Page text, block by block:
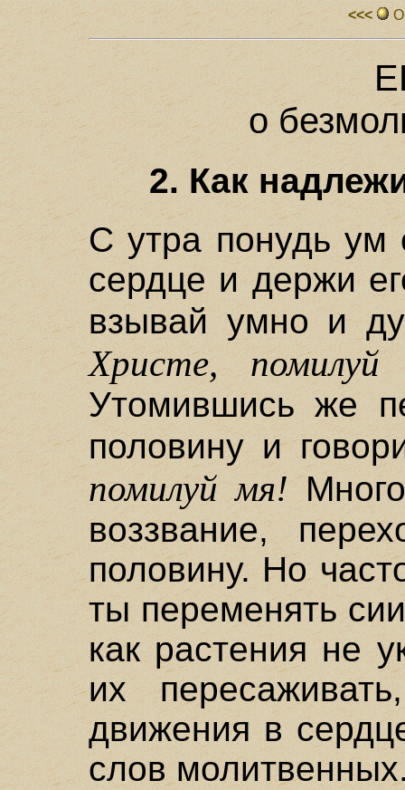
<<<
о
2. Как
С утра понудь ум
сердце и держи
взывай умно и
Христе,
Утомившись же
половину и
помилуй мя!
воззвание,
половину. Но
ты переменять
как растения не
их
движения в
слов